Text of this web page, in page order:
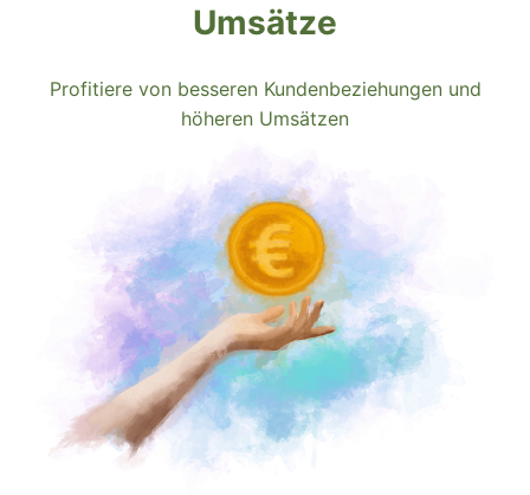
Umsätze
Profitiere von besseren Kundenbeziehungen und
höheren Umsätzen